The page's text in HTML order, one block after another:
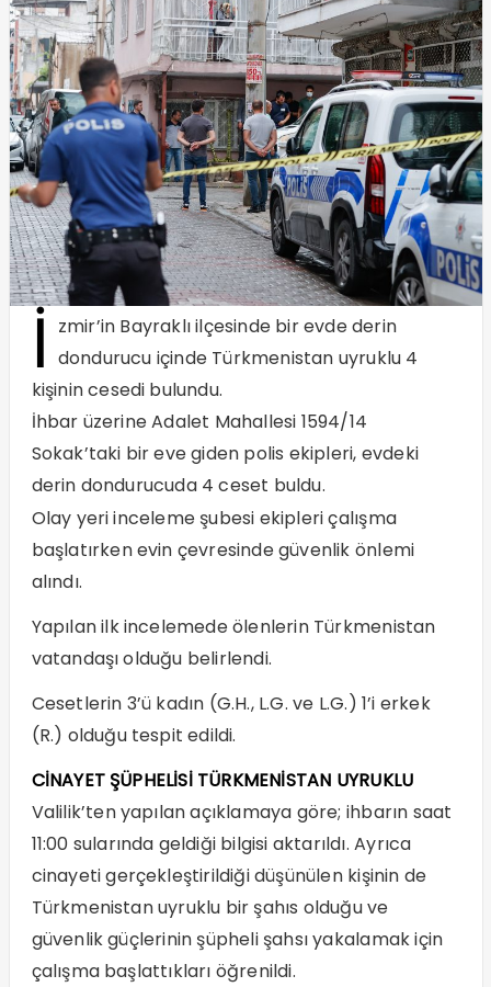
İ zmir’in Bayraklı ilçesinde bir evde derin
dondurucu içinde Türkmenistan uyruklu 4
kişinin cesedi bulundu.
İhbar üzerine Adalet Mahallesi 1594/14
Sokak’taki bir eve giden polis ekipleri, evdeki
derin dondurucuda 4 ceset buldu.
Olay yeri inceleme şubesi ekipleri çalışma
başlatırken evin çevresinde güvenlik önlemi
alındı.
Yapılan ilk incelemede ölenlerin Türkmenistan
vatandaşı olduğu belirlendi.
Cesetlerin 3’ü kadın (G.H., L.G. ve L.G.) 1’i erkek
(R.) olduğu tespit edildi.
CİNAYET ŞÜPHELİSİ TÜRKMENİSTAN UYRUKLU
Valilik’ten yapılan açıklamaya göre; ihbarın saat
11:00 sularında geldiği bilgisi aktarıldı. Ayrıca
cinayeti gerçekleştirildiği düşünülen kişinin de
Türkmenistan uyruklu bir şahıs olduğu ve
güvenlik güçlerinin şüpheli şahsı yakalamak için
çalışma başlattıkları öğrenildi.